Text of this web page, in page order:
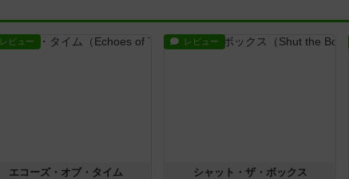
レビュー
エコーズ・オブ・タイム
レビュー
シャット・ザ・ボックス